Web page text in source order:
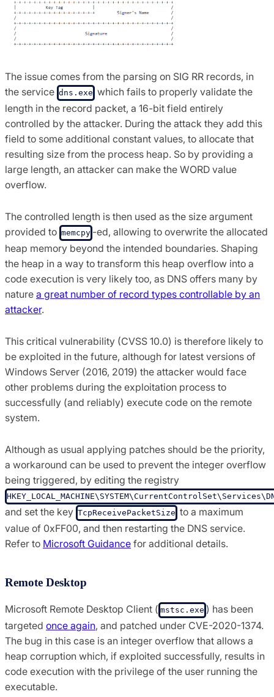
The issue comes from the parsing on SIG RR records, in
the service dns.exe which fails to properly validate the
length in the record packet, a 16-bit field entirely
controlled by the attacker. During the attack they add this
field to some additional constant values, to allocate that
resulting size from the process heap. So by providing a
large length, an attacker can make the WORD value
overflow.
The controlled length is then used as the size argument
provided to memcpy -ed, allowing to overwrite the allocated
heap memory beyond the intended boundaries. Shaping
the heap in a way to transform this heap overflow into a
code execution is very likely too, as DNS offers many by
nature a great number of record types controllable by an
attacker.
This critical vulnerability (CVSS 10.0) is therefore likely to
be exploited in the future, although for latest versions of
Windows Server (2016, 2019) the attacker would face
other problems during the exploitation process to
successfully (and reliably) execute code on the remote
system.
Although as usual applying patches should be the priority,
a workaround can be used to prevent the integer overflow
being triggered, by editing the registry
and set the key TcpReceivePacketSize to a maximum
value of 0xFF00, and then restarting the DNS service.
Refer to Microsoft Guidance for additional details.
Remote Desktop
Microsoft Remote Desktop Client ( mstsc.exe ) has been
targeted once again, and patched under CVE-2020-1374.
The bug in this case is an integer overflow that allows a
heap corruption which, if exploited successfully, results in
code execution with the privilege of the user running the
executable.